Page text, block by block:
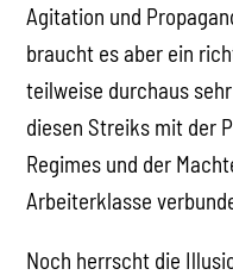
Agitation und
braucht es aber ein
teilweise durchaus
diesen Streiks mit der
Regimes und der
Arbeiterklasse
Noch herrscht die